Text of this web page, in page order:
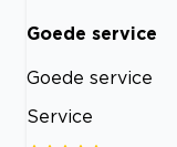
Goede service
Goede service
Service